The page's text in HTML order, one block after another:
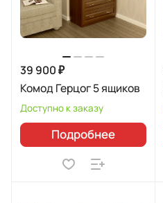
39 900 ₽
Комод Герцог 5 ящиков
Доступно к заказу
Подробнее